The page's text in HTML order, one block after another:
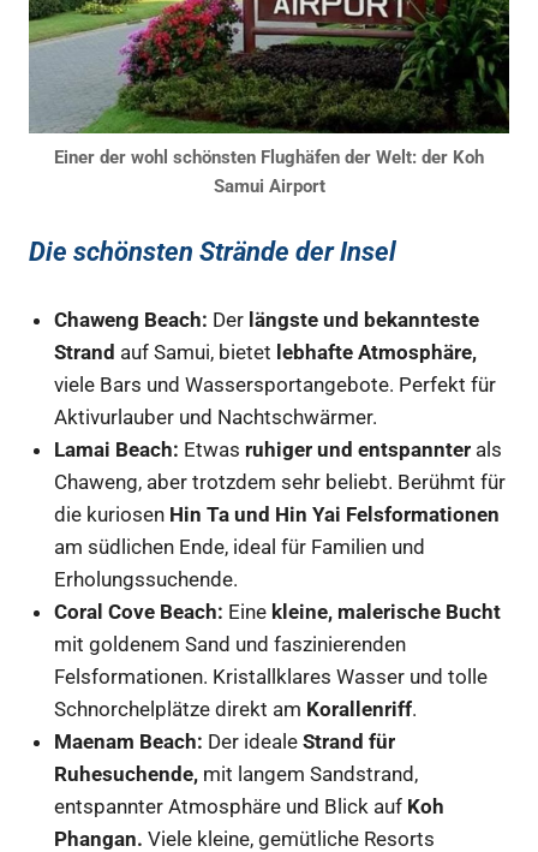
Einer der wohl schönsten Flughäfen der Welt: der Koh
Samui Airport
Die schönsten Strände der Insel
Chaweng Beach: Der längste und bekannteste
Strand auf Samui, bietet lebhafte Atmosphäre,
viele Bars und Wassersportangebote. Perfekt für
Aktivurlauber und Nachtschwärmer.
Lamai Beach: Etwas ruhiger und entspannter als
Chaweng, aber trotzdem sehr beliebt. Berühmt für
die kuriosen Hin Ta und Hin Yai Felsformationen
am südlichen Ende, ideal für Familien und
Erholungssuchende.
Coral Cove Beach: Eine kleine, malerische Bucht
mit goldenem Sand und faszinierenden
Felsformationen. Kristallklares Wasser und tolle
Schnorchelplätze direkt am Korallenriff.
Maenam Beach: Der idealeStrand für
Ruhesuchende, mit langem Sandstrand,
entspannter Atmosphäre und Blick auf Koh
Phangan. Viele kleine, gemütliche Resorts